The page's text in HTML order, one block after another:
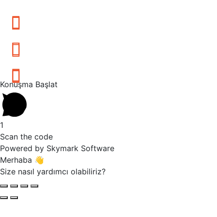
Konuşma Başlat
1
Scan the code
Powered by Skymark Software
Merhaba 👋
Size nasıl yardımcı olabiliriz?